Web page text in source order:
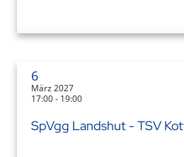
6
März 2027
17:00 - 19:00
SpVgg Landshut - TSV